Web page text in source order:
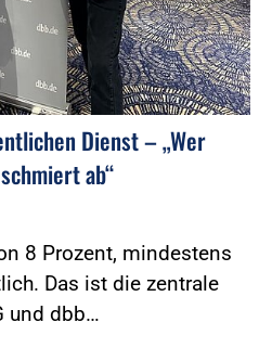
Dienst – „Wer
ab“
8 Prozent, mindestens
Das ist die zentrale
und dbb…